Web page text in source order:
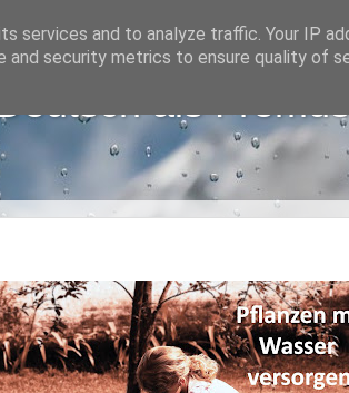
als
services and to analyze traffic. Your IP
and security metrics to ensure quality of